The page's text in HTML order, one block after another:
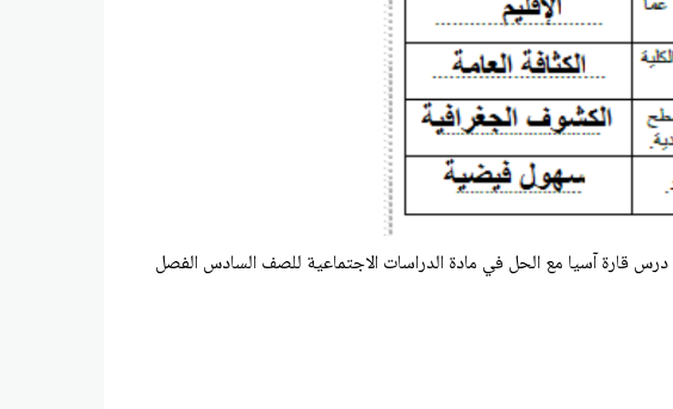
درس قارة آسيا مع الحلفي مادة الدراسات الاجتماعية للصف السادس الفصل